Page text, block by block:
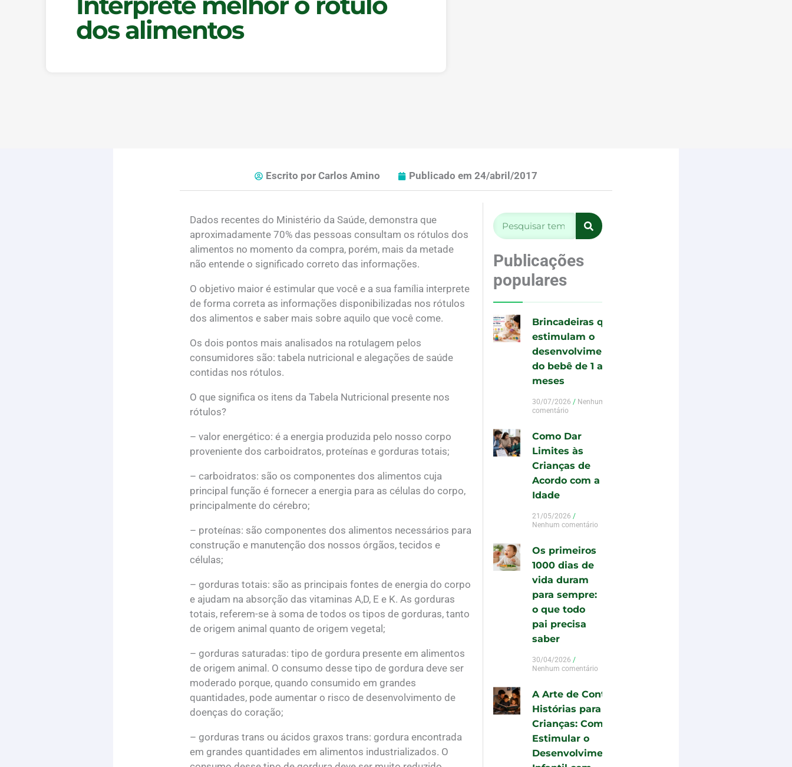
dos alimentos
Escrito por Carlos Amino Publicado em 24/abril/2017
Dados recentes do Ministério da Saúde, demonstra que
aproximadamente 70% das pessoas consultam os rótulos dos
alimentos no momento da compra, porém, mais da metade
não entende o significado correto das informações.
O objetivo maior é estimular que você e a sua família interprete
de forma correta as informações disponibilizadas nos rótulos
dos alimentos e saber mais sobre aquilo que você come.
Os dois pontos mais analisados na rotulagem pelos
consumidores são: tabela nutricional e alegações de saúde
contidas nos rótulos.
O que significa os itens da Tabela Nutricional presente nos
rótulos?
– valor energético: é a energia produzida pelo nosso corpo
proveniente dos carboidratos, proteínas e gorduras totais;
– carboidratos: são os componentes dos alimentos cuja
principal função é fornecer a energia para as células do corpo,
principalmente do cérebro;
– proteínas: são componentes dos alimentos necessários para
construção e manutenção dos nossos órgãos, tecidos e
células;
– gorduras totais: são as principais fontes de energia do corpo
e ajudam na absorção das vitaminas A,D, E e K. As gorduras
totais, referem-se à soma de todos os tipos de gorduras, tanto
de origem animal quanto de origem vegetal;
– gorduras saturadas: tipo de gordura presente em alimentos
de origem animal. O consumo desse tipo de gordura deve ser
moderado porque, quando consumido em grandes
quantidades, pode aumentar o risco de desenvolvimento de
doenças do coração;
– gorduras trans ou ácidos graxos trans: gordura encontrada
em grandes quantidades em alimentos industrializados. O
Pesquisar
Publicações
populares
Brincadeiras que
estimulam o
desenvolvimento
do bebê de 1 a 12
meses
30/07/2026
Nenhum
comentário
Como Dar
Limites às
Crianças de
Acordo com a
Idade
21/05/2026
Nenhum comentário
Os primeiros
1000 dias de
vida duram
para sempre:
o que todo
pai precisa
saber
30/04/2026
Nenhum comentário
A Arte de Contar
Histórias para
Crianças: Como
Estimular o
Desenvolvimento